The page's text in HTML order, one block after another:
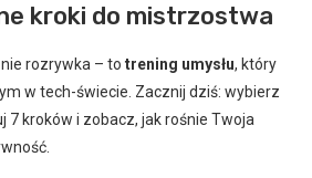
kroki do mistrzostwa
rozrywka – to trening umysłu, który
w tech-świecie. Zacznij dziś: wybierz
7 kroków i zobacz, jak rośnie Twoja